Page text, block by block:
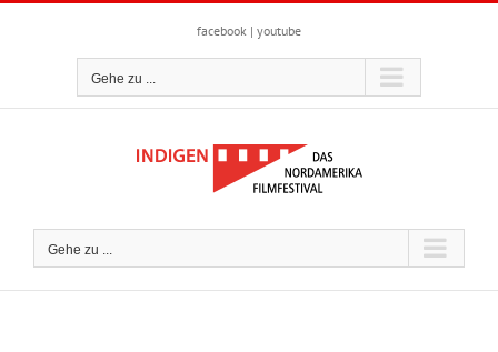
Zum
facebook | youtube
Gehe zu ...
Gehe zu ...